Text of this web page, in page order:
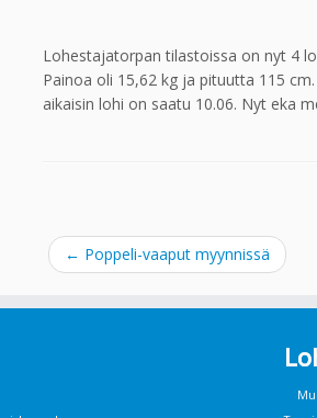
Lohestajatorpan tilastoissa on nyt 4
Painoa oli 15,62 kg ja pituutta 115
aikaisin lohi on saatu 10.06. Nyt eka
← Poppeli-vaaput myynnissä